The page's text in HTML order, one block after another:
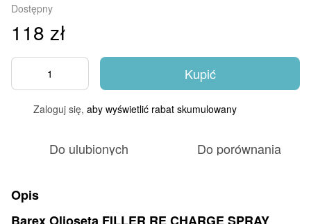
Dostępny
118 zł
Kupić
Zaloguj się, aby wyświetlić rabat skumulowany
Do ulubionych Do porównania
Opis
Barex Olioseta FILLER RE CHARGE SPRAY